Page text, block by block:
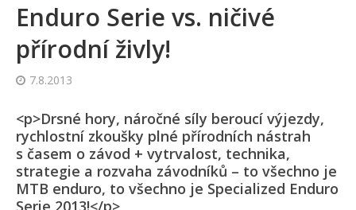
Enduro Serie vs. ničivé
přírodní živly!
7.8.2013
<p>Drsné hory, náročné síly beroucí výjezdy,
rychlostní zkoušky plné přírodních nástrah
s časem o závod + vytrvalost, technika,
strategie a rozvaha závodníků – to všechno je
MTB enduro, to všechno je Specialized Enduro
Serie 2013!</p>